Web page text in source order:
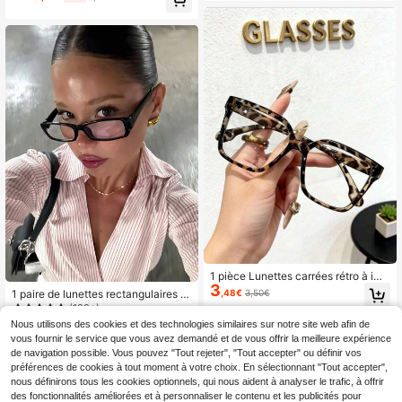
1 paire de lunettes rectangulaires p
our femmes, monture en plastique, s
tyle universitaire simple et élégant,
polyvalentes et à la mode, idéales p
our une remise de diplômes, un déb
at ou des activités associatives.
(100+)
3,29€
monture de lunettes à verres transp
arents à la mode
1 pièce Lunettes carrées rétro à imp
rimé léopard pour femmes, convient
pour les voyages, le tourisme, la ph
fêtes
3 ,48€ 3,50€
Nous utilisons des cookies et des technologies similaires sur notre site web afin de
vous fournir le service que vous avez demandé et de vous offrir la meilleure expérience
de navigation possible. Vous pouvez "Tout rejeter", "Tout accepter" ou définir vos
préférences de cookies à tout moment à votre choix. En sélectionnant "Tout accepter",
nous définirons tous les cookies optionnels, qui nous aident à analyser le trafic, à offrir
des fonctionnalités améliorées et à personnaliser le contenu et les publicités pour